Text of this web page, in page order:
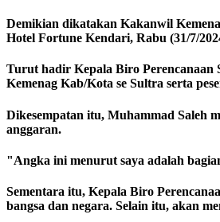
Demikian dikatakan Kakanwil
Hotel Fortune Kendari, Rabu (31/7/
Turut hadir Kepala Biro Perencanaan
Kemenag Kab/Kota se Sultra serta
Dikesempatan itu, Muhammad Saleh
anggaran.
"Angka ini menurut saya adalah
Sementara itu, Kepala Biro
bangsa dan negara. Selain itu, akan